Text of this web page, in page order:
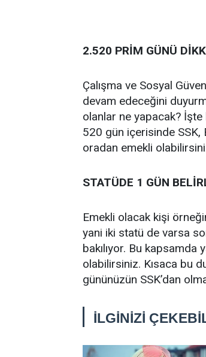
2.520 PRİM GÜNÜ
Çalışma ve Sosyal
devam edeceğini
olanlar ne yapacak?
520 gün içerisinde SSK,
oradan emekli
STATÜDE 1 GÜN
Emekli olacak kişi
yani iki statü de varsa
bakılıyor. Bu
olabilirsiniz. Kısaca bu
gününüzün SSK’dan